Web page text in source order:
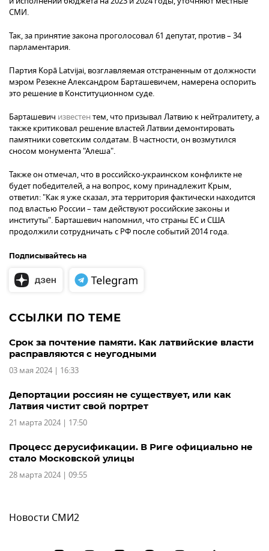
СМИ.
Так, за принятие закона проголосовал 61 депутат, против – 34
парламентария.
Партия Kopā Latvijai, возглавляемая отстраненным от должности
мэром Резекне Александром Барташевичем, намерена оспорить
это решение в Конституционном суде.
Барташевич известен тем, что призывал Латвию к нейтралитету, а
также критиковал решение властей Латвии демонтировать
памятники советским солдатам. В частности, он возмутился
сносом монумента "Алеша".
Также он отмечал, что в российско-украинском конфликте не
будет победителей, а на вопрос, кому принадлежит Крым,
ответил: "Как я уже сказал, эта территория фактически находится
под властью России – там действуют российские законы и
институты". Барташевич напомнил, что страны ЕС и США
продолжили сотрудничать с РФ после событий 2014 года.
Подписывайтесь на
ССЫЛКИ ПО ТЕМЕ
Срок за почтение памяти. Как латвийские власти
расправляются с неугодными
03 мая 2024 | 16:33
Депортации россиян не существует, или как
Латвия чистит свой портрет
21 марта 2024 | 17:50
Процесс дерусификации. В Риге официально не
стало Московской улицы
28 марта 2024 | 09:55
Новости СМИ2